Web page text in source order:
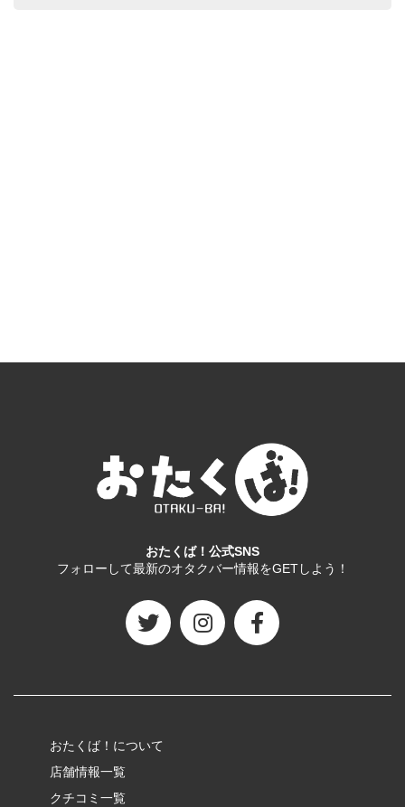
おたくば！公式SNS
フォローして最新のオタクバー情報をGETしよう！
おたくば！について
店舗情報一覧
クチコミ一覧